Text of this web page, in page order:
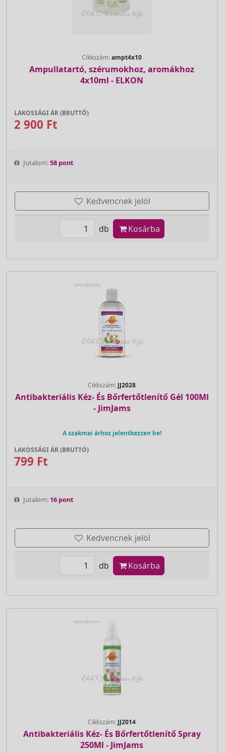
Cikkszám:ampt4x10
Ampullatartó, szérumokhoz, aromákhoz
4x10ml - ELKON
LAKOSSÁGI ÁR (BRUTTÓ)
2 900 Ft
Jutalom:58 pont
Kedvencnek jelöl
db Kosárba
Cikkszám: JJ2028
Antibakteriális Kéz- És Bőrfertőtlenítő Gél 100Ml
- JimJams
A szakmai árhoz jelentkezzen be!
LAKOSSÁGI ÁR (BRUTTÓ)
799 Ft
Jutalom: 16 pont
Kedvencnek jelöl
db Kosárba
Cikkszám: JJ2014
Antibakteriális Kéz- És Bőrfertőtlenítő Spray
250Ml - JimJams